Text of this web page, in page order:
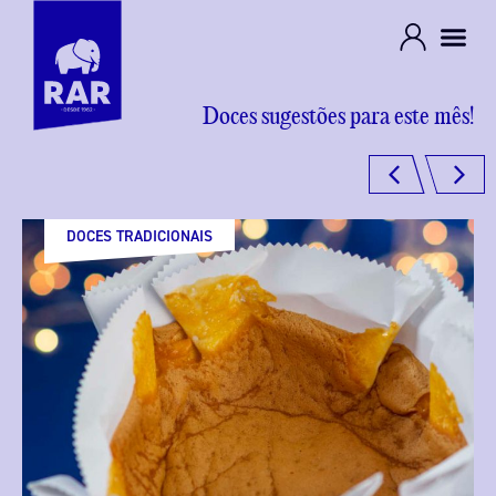
DOCES TRADICIONAIS
BOLOS E TORTAS
BOLOS E TORTAS
SOBREMESAS
SOBREMESAS
Doces sugestões para este mês!